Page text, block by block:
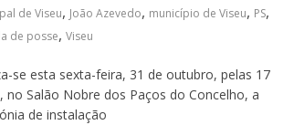
de Viseu, João Azevedo, município de Viseu, PS,
de posse, Viseu
se esta sexta-feira, 31 de outubro, pelas 17
no Salão Nobre dos Paços do Concelho, a
de instalação